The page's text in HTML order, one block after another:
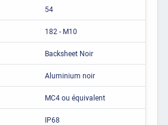
54
182 - M10
Backsheet Noir
Aluminium noir
MC4 ou équivalent
IP68